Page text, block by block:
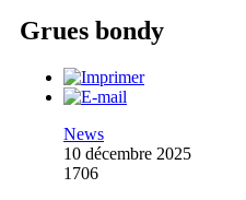
Grues bondy
News
10 décembre 2025
1706